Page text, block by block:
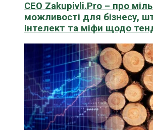
CEO Zakupivli.Pro – про
можливості для бізнесу,
інтелект та міфи щодо